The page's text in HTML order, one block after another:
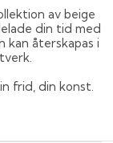
av beige
din tid med
kan återskapas i
frid, din konst.